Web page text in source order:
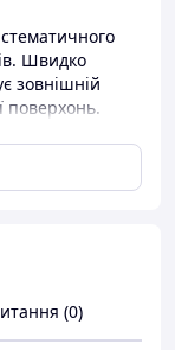
Швидко
зовнішній
поверхонь.
бактерій,
висихання.
(0)